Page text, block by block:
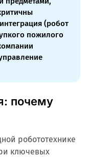
(робот
пожилого
почему
робототехнике
ключевых